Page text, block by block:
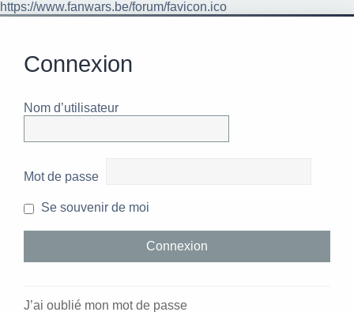
https://www.fanwars.be/forum/favicon.ico
Connexion
Nom d’utilisateur
Mot de passe
Se souvenir de moi
J’ai oublié mon mot de passe